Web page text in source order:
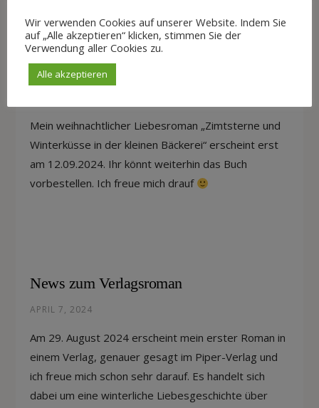
Neuer Release für Verlagsroman
Mein weihnachtlicher Liebesroman „Zimtsterne und
Winterküsse in der kleinen Bäckerei“ erscheint erst
am 12.09.2024. Ihr könnt weiterhin das Buch
vorbestellen. Ich freue mich drauf
News zum Verlagsroman
APRIL 7, 2024
Am 29. August 2024 erscheint mein erster Roman in
einem Verlag, genauer gesagt im Piper-Verlag und
ich freue mich schon sehr darauf. Es handelt sich
dabei um eine winterliche Liebesgeschichte über
Wir verwenden Cookies auf unserer Website. Indem Sie
auf „Alle akzeptieren“ klicken, stimmen Sie der
Verwendung aller Cookies zu.
Alle akzeptieren